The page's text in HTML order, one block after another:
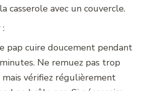
casserole avec un couvercle.
:
pap cuire doucement pendant
Ne remuez pas trop
mais vérifiez régulièrement